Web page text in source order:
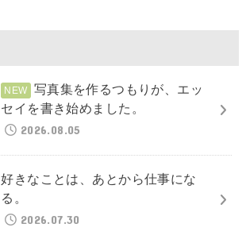
写真集を作るつもりが、エッ
セイを書き始めました。
2026.08.05
好きなことは、あとから仕事にな
る。
2026.07.30